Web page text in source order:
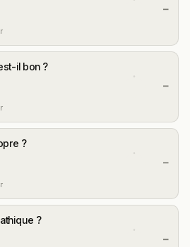
—
il bon ?
—
?
—
?
—